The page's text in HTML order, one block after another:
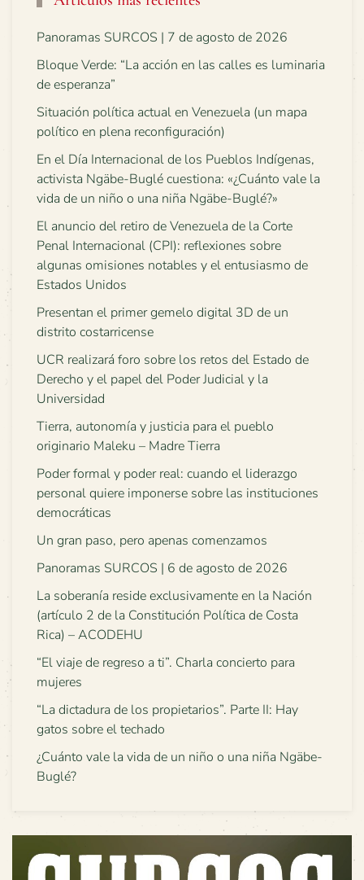
Panoramas SURCOS | 7 de agosto de 2026
Bloque Verde: “La acción en las calles es luminaria
de esperanza”
Situación política actual en Venezuela (un mapa
político en plena reconfiguración)
En el Día Internacional de los Pueblos Indígenas,
activista Ngäbe-Buglé cuestiona: «¿Cuánto vale la
vida de un niño o una niña Ngäbe-Buglé?»
El anuncio del retiro de Venezuela de la Corte
Penal Internacional (CPI): reflexiones sobre
algunas omisiones notables y el entusiasmo de
Estados Unidos
Presentan el primer gemelo digital 3D de un
distrito costarricense
UCR realizará foro sobre los retos del Estado de
Derecho y el papel del Poder Judicial y la
Universidad
Tierra, autonomía y justicia para el pueblo
originario Maleku – Madre Tierra
Poder formal y poder real: cuando el liderazgo
personal quiere imponerse sobre las instituciones
democráticas
Un gran paso, pero apenas comenzamos
Panoramas SURCOS | 6 de agosto de 2026
La soberanía reside exclusivamente en la Nación
(artículo 2 de la Constitución Política de Costa
Rica) – ACODEHU
“El viaje de regreso a ti”. Charla concierto para
mujeres
“La dictadura de los propietarios”. Parte II: Hay
gatos sobre el techado
¿Cuánto vale la vida de un niño o una niña Ngäbe-
Buglé?